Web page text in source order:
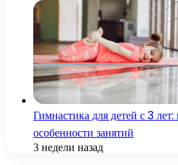
Гимнастика для детей с 3
особенности занятий
3 недели назад